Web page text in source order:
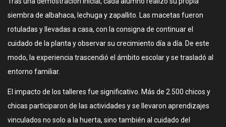
siembra de albahaca, lechuga y zapallito. Las macetas fueron
rotuladas y llevadas a casa, con la consigna de continuar el
cuidado de la planta y observar su crecimiento día a día. De este
modo, la experiencia trascendió el ámbito escolar y se trasladó al
entorno familiar.
El impacto de los talleres fue significativo. Más de 2.500 chicos y
chicas participaron de las actividades y se llevaron aprendizajes
vinculados no solo a la huerta, sino también al cuidado del